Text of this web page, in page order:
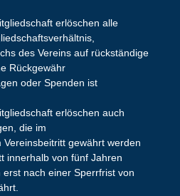
erlöschen alle
des Vereins auf rückständige
Rückgewähr
oder Spenden ist
erlöschen auch
die im
gewährt werden
innerhalb von fünf Jahren
nach einer Sperrfrist von